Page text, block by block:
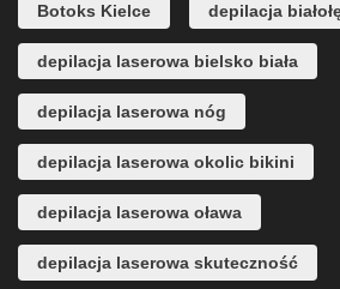
Botoks Kielce depilacja
depilacja laserowa bielsko biała
depilacja laserowa nóg
depilacja laserowa okolic bikini
depilacja laserowa oława
depilacja laserowa skuteczność